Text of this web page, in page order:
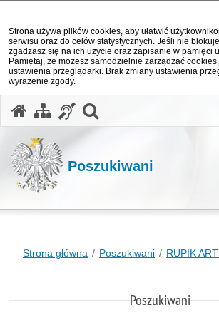
Strona używa plików cookies, aby ułatwić
serwisu oraz do celów statystycznych. Jeśli nie
zgadzasz się na ich użycie oraz zapisanie w pamięci
Pamiętaj, że możesz samodzielnie zarządzać
ustawienia przeglądarki. Brak zmiany ustawienia
wyrażenie zgody.
Poszukiwani
Strona główna Poszukiwani RUPIK
Poszukiwani